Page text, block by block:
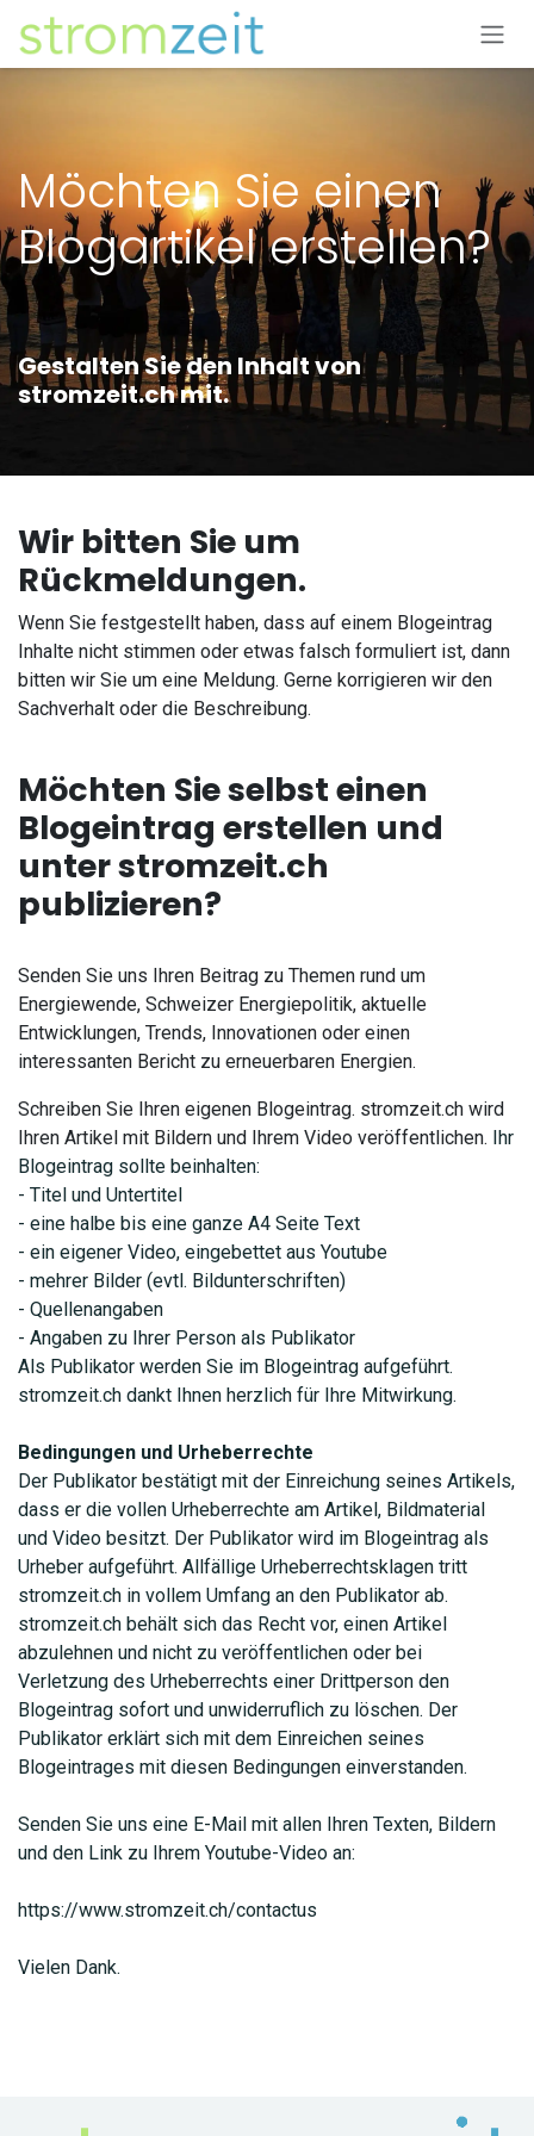
Zum Inhalt springen
Möchten Sie einen
Blogartikel erstellen?
Gestalten Sie den Inhalt von
stromzeit.ch mit.
Wir bitten Sie um
Rückmeldungen.
Wenn Sie festgestellt haben, dass auf einem Blogeintrag
Inhalte nicht stimmen oder etwas falsch formuliert ist, dann
bitten wir Sie um eine Meldung. Gerne korrigieren wir den
Sachverhalt oder die Beschreibung.
Möchten Sie selbst einen
Blogeintrag erstellen und
unter stromzeit.ch
publizieren?
Senden Sie uns Ihren Beitrag zu Themen rund um
Energiewende, Schweizer Energiepolitik, aktuelle
Entwicklungen, Trends, Innovationen oder einen
interessanten Bericht zu erneuerbaren Energien.
Schreiben Sie Ihren eigenen Blogeintrag. stromzeit.ch wird
Ihren Artikel mit Bildern und Ihrem Video veröffentlichen. Ihr
Blogeintrag sollte beinhalten:
- Titel und Untertitel
- eine halbe bis eine ganze A4 Seite Text
- ein eigener Video, eingebettet aus Youtube
- mehrer Bilder (evtl. Bildunterschriften)
- Quellenangaben
- Angaben zu Ihrer Person als Publikator
Als Publikator werden Sie im Blogeintrag aufgeführt.
stromzeit.ch dankt Ihnen herzlich für Ihre Mitwirkung.
Bedingungen und Urheberrechte
Der Publikator bestätigt mit der Einreichung seines Artikels,
dass er die vollen Urheberrechte am Artikel, Bildmaterial
und Video besitzt. Der Publikator wird im Blogeintrag als
Urheber aufgeführt. Allfällige Urheberrechtsklagen tritt
stromzeit.ch in vollem Umfang an den Publikator ab.
stromzeit.ch behält sich das Recht vor, einen Artikel
abzulehnen und nicht zu veröffentlichen oder bei
Verletzung des Urheberrechts einer Drittperson den
Blogeintrag sofort und unwiderruflich zu löschen. Der
Publikator erklärt sich mit dem Einreichen seines
Blogeintrages mit diesen Bedingungen einverstanden.
Senden Sie uns eine E-Mail mit allen Ihren Texten, Bildern
und den Link zu Ihrem Youtube-Video an:
https://www.stromzeit.ch/contactus
Vielen Dank.